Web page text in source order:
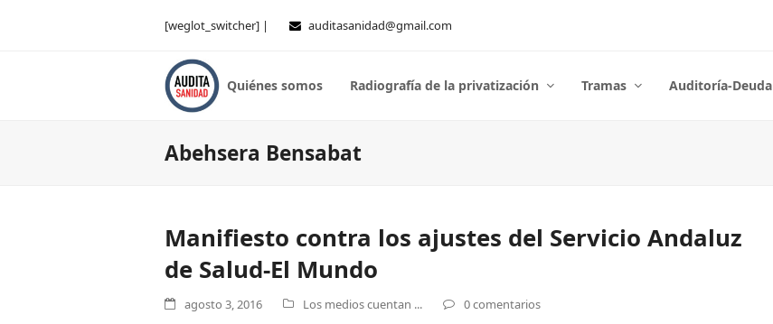
[weglot_switcher] | auditasanidad@gmail.com
Quiénes somos Radiografía de la privatización Tramas Auditoría-Deuda
Abehsera Bensabat
Manifiesto contra los ajustes del Servicio Andaluz
de Salud-El Mundo
agosto 3, 2016 Los medios cuentan ... 0 comentarios